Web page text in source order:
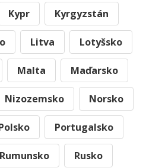
Kypr Kyrgyzstán
Litva Lotyšsko
Malta Maďarsko
Nizozemsko Norsko
Portugalsko
Rumunsko Rusko